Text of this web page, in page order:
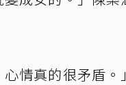
情真的很矛盾。